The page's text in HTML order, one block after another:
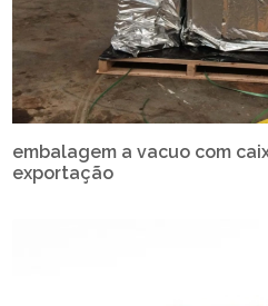
embalagem a vacuo com
exportação